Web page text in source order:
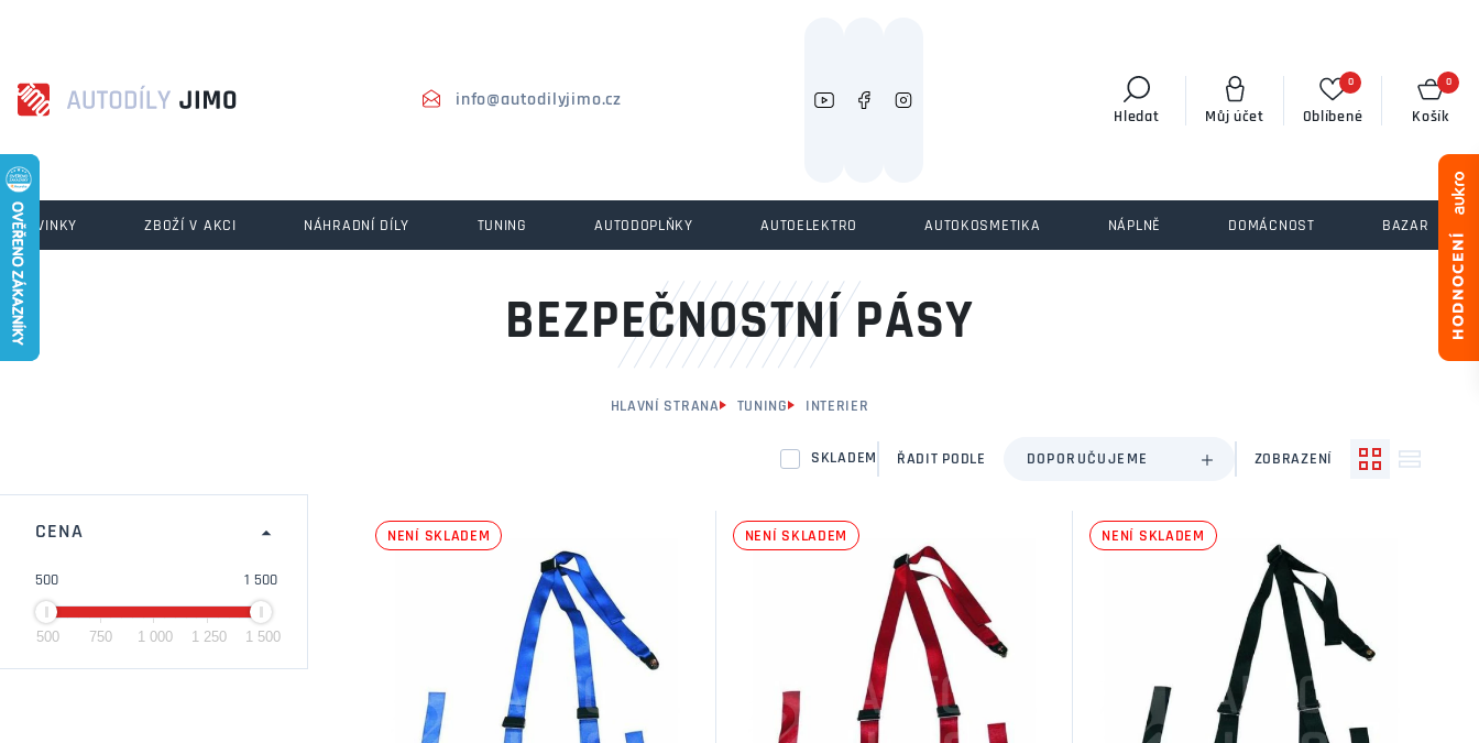
info@autodilyjimo.cz
Hledat Můj účet
0
Oblíbené
0
Košík
NOVINKY ZBOŽÍ V AKCI NÁHRADNÍ DÍLY TUNING AUTODOPLŇKY AUTOELEKTRO AUTOKOSMETIKA NÁPLNĚ DOMÁCNOST BAZAR
BEZPEČNOSTNÍ PÁSY
HLAVNÍ STRANA TUNING INTERIER
SKLADEM ŘADIT PODLE DOPORUČUJEME ZOBRAZENÍ
CENA
500 1 500
500 750 1 000 1 250 1 500
NENÍ SKLADEM NENÍ SKLADEM NENÍ SKLADEM
Můžeme vám pomoci něco najít?